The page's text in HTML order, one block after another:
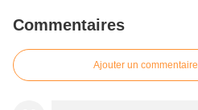
Commentaires
Ajouter un commentaire